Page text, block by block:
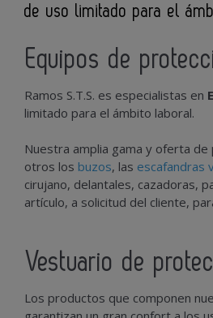
de uso limitado para el
Equipos de
Ramos S.T.S. es especialistas en
limitado para el ámbito laboral.
Nuestra amplia gama y oferta
otros los buzos, las escafandras
cirujano, delantales, cazadoras,
artículo, a solicitud del cliente,
Vestuario de
Los productos que componen